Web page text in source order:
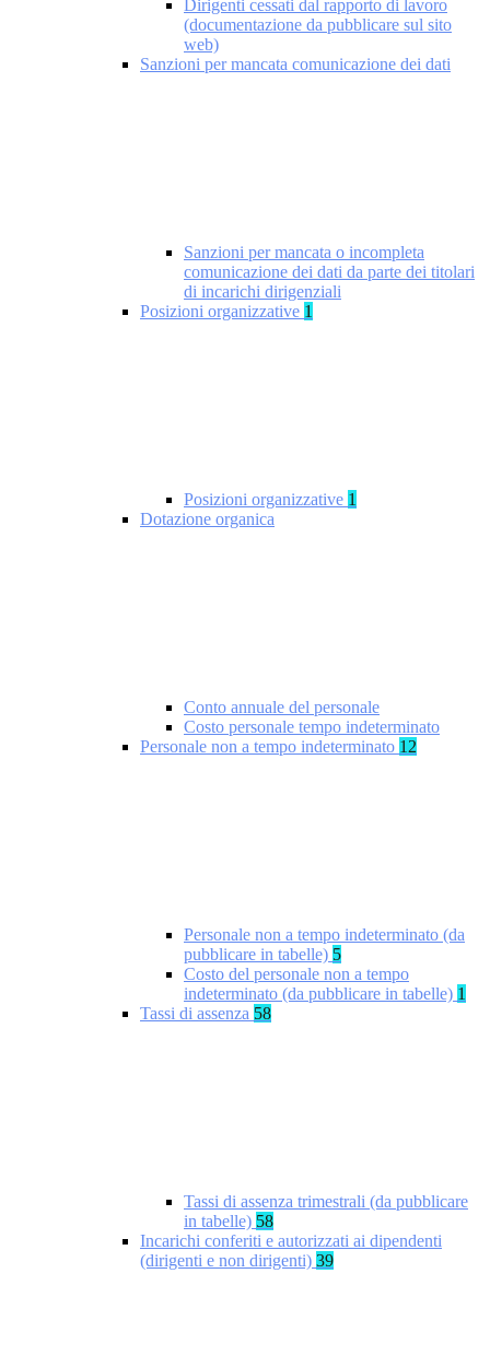
Dirigenti cessati dal rapporto di lavoro
(documentazione da pubblicare sul sito
web)
Sanzioni per mancata comunicazione dei dati
Sanzioni per mancata o incompleta
comunicazione dei dati da parte dei titolari
di incarichi dirigenziali
Posizioni organizzative 1
Posizioni organizzative 1
Dotazione organica
Conto annuale del personale
Costo personale tempo indeterminato
Personale non a tempo indeterminato 12
Personale non a tempo indeterminato (da
pubblicare in tabelle) 5
Costo del personale non a tempo
indeterminato (da pubblicare in tabelle) 1
Tassi di assenza 58
Tassi di assenza trimestrali (da pubblicare
in tabelle) 58
Incarichi conferiti e autorizzati ai dipendenti
(dirigenti e non dirigenti) 39